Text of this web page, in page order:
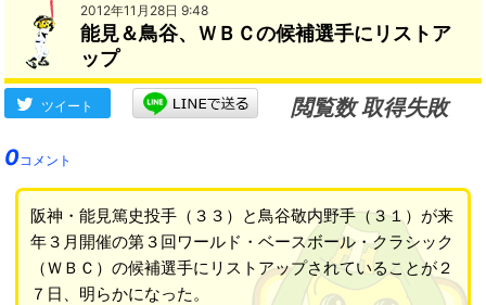
2012年11月28日 9:48
能見＆鳥谷、ＷＢＣの候補選手にリストア
ップ
ツイート
閲覧数 取得失敗
0コメント
阪神・能見篤史投手（３３）と鳥谷敬内野手（３１）が来
年３月開催の第３回ワールド・ベースボール・クラシック
（ＷＢＣ）の候補選手にリストアップされていることが２
７日、明らかになった。